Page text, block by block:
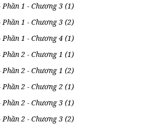
Phần 1 - Chương 3 (1)
Phần 1 - Chương 3 (2)
Phần 1 - Chương 4 (1)
Phần 2 - Chương 1 (1)
Phần 2 - Chương 1 (2)
Phần 2 - Chương 2 (1)
Phần 2 - Chương 3 (1)
Phần 2 - Chương 3 (2)